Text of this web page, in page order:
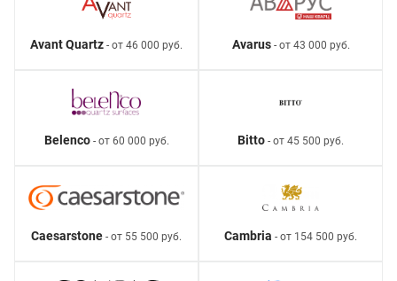
Avant Quartz - от 46 000 руб. Avarus- от 43 000 руб.
Belenco- от 60 000 руб. Bitto - от 45 500 руб.
Caesarstone - от 55 500 руб. Cambria - от 154 500 руб.